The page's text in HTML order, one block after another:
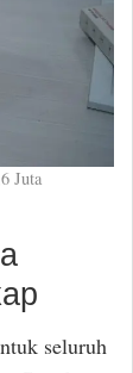
Juta
seluruh